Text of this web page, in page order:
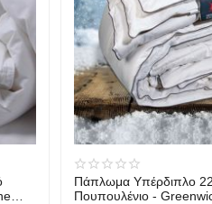
Πάπλωμα Υπέρδιπλο
Πουπουλένιο -